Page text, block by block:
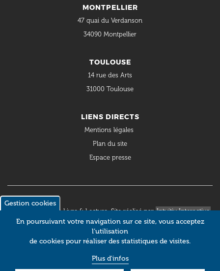
MONTPELLIER
47 quai du Verdanson
34090 Montpellier
TOULOUSE
14 rue des Arts
31000 Toulouse
LIENS DIRECTS
Mentions légales
Plan du site
Espace presse
© 2018 Occitanie Livre & Lecture. Site réalisé parIntuitiv Interactive
Gestion cookies
En poursuivant votre navigation sur ce site, vous acceptez
l’utilisation
de cookies pour réaliser des statistiques de visites.
Plus d'infos